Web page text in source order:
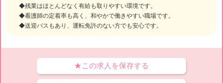
◆残業はほとんどなく有給も取りやすい環境です。
◆看護師の定着率も高く、和やかで働きやすい職場です。
◆送迎バスもあり、運転免許のない方でも安心です。
★この求人を保存する